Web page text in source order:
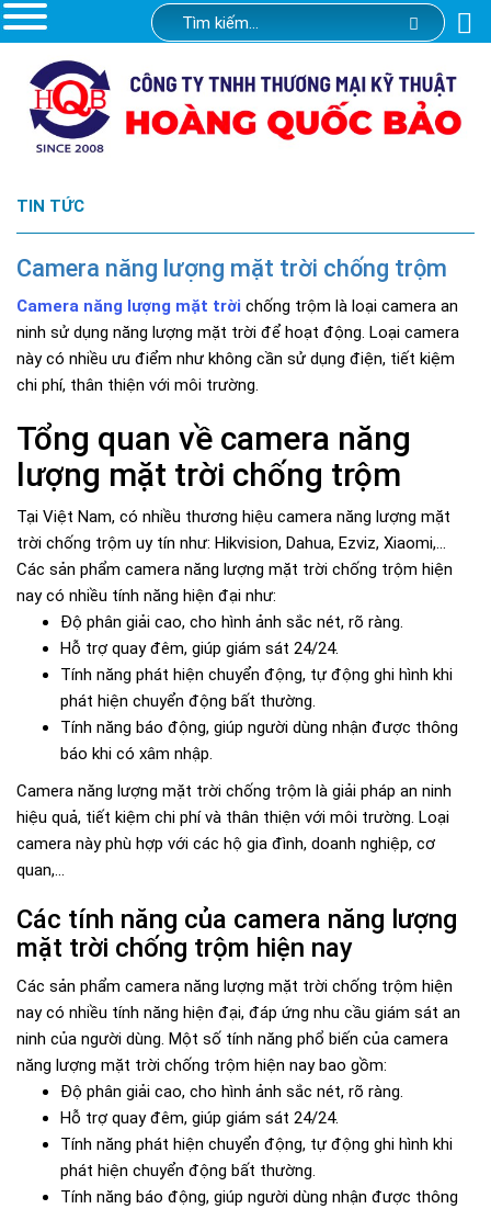
TIN TỨC
Camera năng lượng mặt trời chống trộm
Camera năng lượng mặt trời chống trộm là loại camera an
ninh sử dụng năng lượng mặt trời để hoạt động. Loại camera
này có nhiều ưu điểm như không cần sử dụng điện, tiết kiệm
chi phí, thân thiện với môi trường.
Tổng quan về camera năng
lượng mặt trời chống trộm
Tại Việt Nam, có nhiều thương hiệu camera năng lượng mặt
trời chống trộm uy tín như: Hikvision, Dahua, Ezviz, Xiaomi,...
Các sản phẩm camera năng lượng mặt trời chống trộm hiện
nay có nhiều tính năng hiện đại như:
Độ phân giải cao, cho hình ảnh sắc nét, rõ ràng.
Hỗ trợ quay đêm, giúp giám sát 24/24.
Tính năng phát hiện chuyển động, tự động ghi hình khi
phát hiện chuyển động bất thường.
Tính năng báo động, giúp người dùng nhận được thông
báo khi có xâm nhập.
Camera năng lượng mặt trời chống trộm là giải pháp an ninh
hiệu quả, tiết kiệm chi phí và thân thiện với môi trường. Loại
camera này phù hợp với các hộ gia đình, doanh nghiệp, cơ
quan,...
Các tính năng của camera năng lượng
mặt trời chống trộm hiện nay
Các sản phẩm camera năng lượng mặt trời chống trộm hiện
nay có nhiều tính năng hiện đại, đáp ứng nhu cầu giám sát an
ninh của người dùng. Một số tính năng phổ biến của camera
năng lượng mặt trời chống trộm hiện nay bao gồm:
Độ phân giải cao, cho hình ảnh sắc nét, rõ ràng.
Hỗ trợ quay đêm, giúp giám sát 24/24.
Tính năng phát hiện chuyển động, tự động ghi hình khi
phát hiện chuyển động bất thường.
Tính năng báo động, giúp người dùng nhận được thông